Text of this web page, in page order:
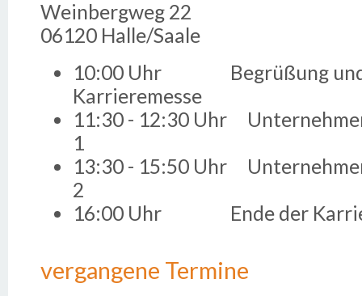
Weinbergweg 22
06120 Halle/Saale
10:00 Uhr Begrüßung und
Karrieremesse
11:30 - 12:30 Uhr
1
13:30 - 15:50 Uhr
2
16:00 Uhr Ende der
vergangene Termine